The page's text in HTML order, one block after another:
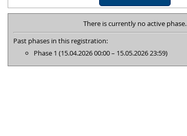
There is currently no active phase.
Past phases in this registration:
Phase 1 (15.04.2026 00:00 – 15.05.2026 23:59)